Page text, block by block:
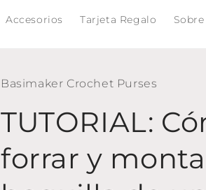
Accesorios Tarjeta Regalo
Basimaker Crochet Purses
TUTORIAL:
forrar y